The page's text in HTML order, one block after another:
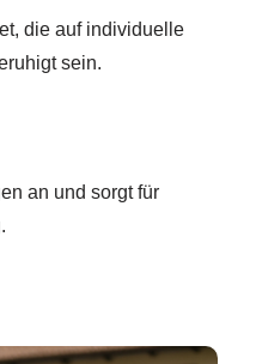
die auf individuelle
sein.
an und sorgt für